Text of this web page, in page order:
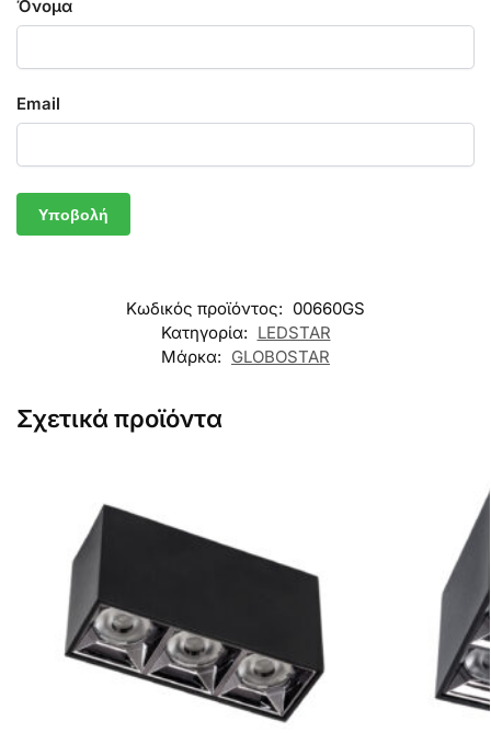
Όνομα
Email
Κωδικός προϊόντος: 00660GS
Κατηγορία: LEDSTAR
Μάρκα: GLOBOSTAR
Σχετικά προϊόντα